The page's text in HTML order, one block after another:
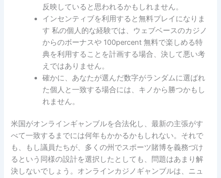
反映していると思われるかもしれません。
インセンティブを利用すると無料プレイになりま
す 私の個人的な経験では、ウェブベースのカジノ
からのボーナスや 100percent 無料で楽しめる特
典を利用することを計画する場合、決して悪い考
えではありません。
確かに、あなたが選んだ数字がランダムに選ばれ
た個人と一致する場合には、キノから勝つかもし
れません。
米国がオンラインギャンブルを合法化し、最新の主張がす
べて一致するまでには何年もかかるかもしれない。それで
も、もし議員たちが、多くの州でスポーツ賭博を義務づけ
るという同様の設計を選択したとしても、問題はあまり解
決しないでしょう。オンラインカジノギャンブルは、ニュ